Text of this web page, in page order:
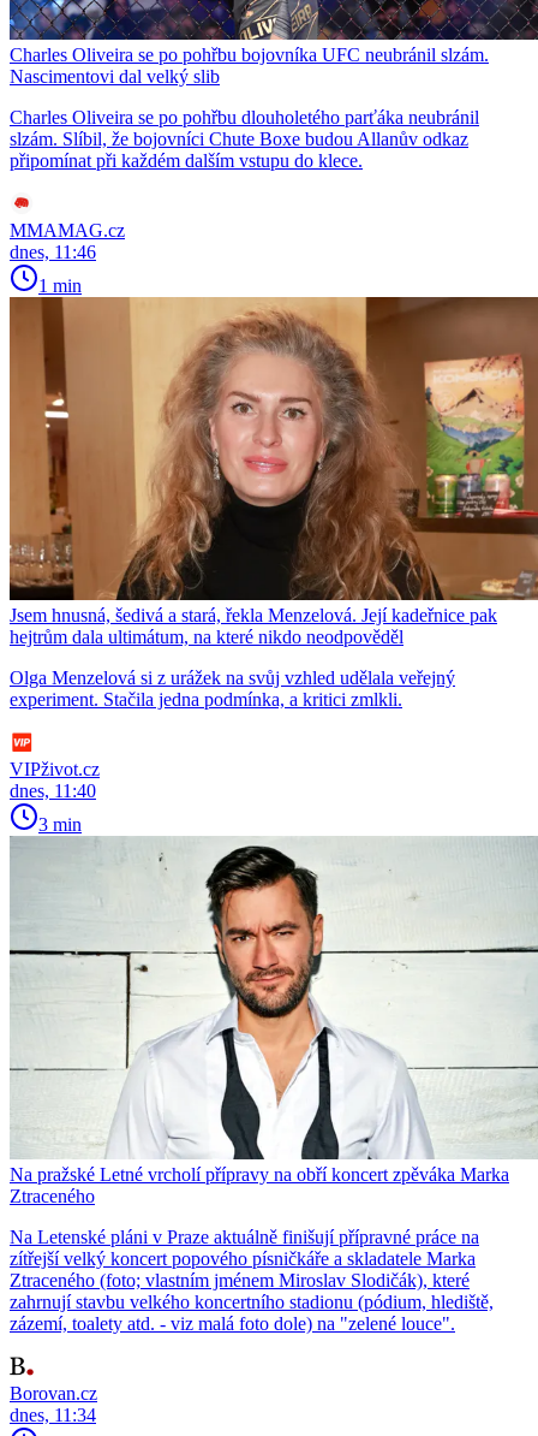
Charles Oliveira se po pohřbu bojovníka UFC neubránil slzám.
Nascimentovi dal velký slib
Charles Oliveira se po pohřbu dlouholetého parťáka neubránil
slzám. Slíbil, že bojovníci Chute Boxe budou Allanův odkaz
připomínat při každém dalším vstupu do klece.
MMAMAG.cz
dnes, 11:46
1 min
Jsem hnusná, šedivá a stará, řekla Menzelová. Její kadeřnice pak
hejtrům dala ultimátum, na které nikdo neodpověděl
Olga Menzelová si z urážek na svůj vzhled udělala veřejný
experiment. Stačila jedna podmínka, a kritici zmlkli.
VIPživot.cz
dnes, 11:40
3 min
Na pražské Letné vrcholí přípravy na obří koncert zpěváka Marka
Ztraceného
Na Letenské pláni v Praze aktuálně finišují přípravné práce na
zítřejší velký koncert popového písničkáře a skladatele Marka
Ztraceného (foto; vlastním jménem Miroslav Slodičák), které
zahrnují stavbu velkého koncertního stadionu (pódium, hlediště,
zázemí, toalety atd. - viz malá foto dole) na "zelené louce".
Borovan.cz
dnes, 11:34